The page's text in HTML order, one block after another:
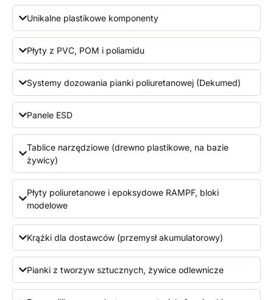
Unikalne plastikowe komponenty
Płyty z PVC, POM i poliamidu
Systemy dozowania pianki poliuretanowej (Dekumed)
Panele ESD
Tablice narzędziowe (drewno plastikowe, na bazie
żywicy)
Płyty poliuretanowe i epoksydowe RAMPF, bloki
modelowe
Krążki dla dostawców (przemysł akumulatorowy)
Pianki z tworzyw sztucznych, żywice odlewnicze